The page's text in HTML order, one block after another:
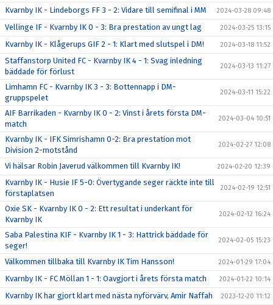
Kvarnby IK - Lindeborgs FF 3 - 2: Vidare till semifinal i MM 2024-03-28 09:48
Vellinge IF - Kvarnby IK 0 - 3: Bra prestation av ungt lag 2024-03-25 13:15
Kvarnby IK - Klågerups GIF 2 - 1: Klart med slutspel i DM! 2024-03-18 11:52
Staffanstorp United FC - Kvarnby IK 4 - 1: Svag inledning
bäddade för förlust
2024-03-13 11:27
Limhamn FC - Kvarnby IK 3 - 3: Bottennapp i DM-
gruppspelet
2024-03-11 15:22
AIF Barrikaden - Kvarnby IK 0 - 2: Vinst i årets första DM-
match
2024-03-04 10:51
Kvarnby IK - IFK Simrishamn 0-2: Bra prestation mot
Division 2-motstånd
2024-02-27 12:08
Vi hälsar Robin Javerud välkommen till Kvarnby IK! 2024-02-20 12:39
Kvarnby IK - Husie IF 5-0: Övertygande seger räckte inte till
förstaplatsen
2024-02-19 12:51
Oxie SK - Kvarnby IK 0 - 2: Ett resultat i underkant för
Kvarnby IK
2024-02-12 16:24
Saba Palestina KIF - Kvarnby IK 1 - 3: Hattrick bäddade för
seger!
2024-02-05 15:23
Välkommen tillbaka till Kvarnby IK Tim Hansson! 2024-01-29 17:04
Kvarnby IK - FC Möllan 1 - 1: Oavgjort i årets första match 2024-01-22 10:14
Kvarnby IK har gjort klart med nästa nyförvärv, Amir Naffah 2023-12-20 11:12